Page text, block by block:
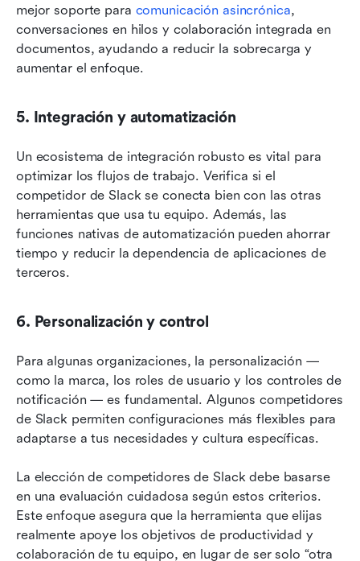
mejor soporte para comunicación asincrónica,
conversaciones en hilos y colaboración integrada en
documentos, ayudando a reducir la sobrecarga y
aumentar el enfoque.
5. Integración y automatización
Un ecosistema de integración robusto es vital para
optimizar los flujos de trabajo. Verifica si el
competidor de Slack se conecta bien con las otras
herramientas que usa tu equipo. Además, las
funciones nativas de automatización pueden ahorrar
tiempo y reducir la dependencia de aplicaciones de
terceros.
6. Personalización y control
Para algunas organizaciones, la personalización —
como la marca, los roles de usuario y los controles de
notificación — es fundamental. Algunos competidores
de Slack permiten configuraciones más flexibles para
adaptarse a tus necesidades y cultura específicas.
La elección de competidores de Slack debe basarse
en una evaluación cuidadosa según estos criterios.
Este enfoque asegura que la herramienta que elijas
realmente apoye los objetivos de productividad y
colaboración de tu equipo, en lugar de ser solo “otra